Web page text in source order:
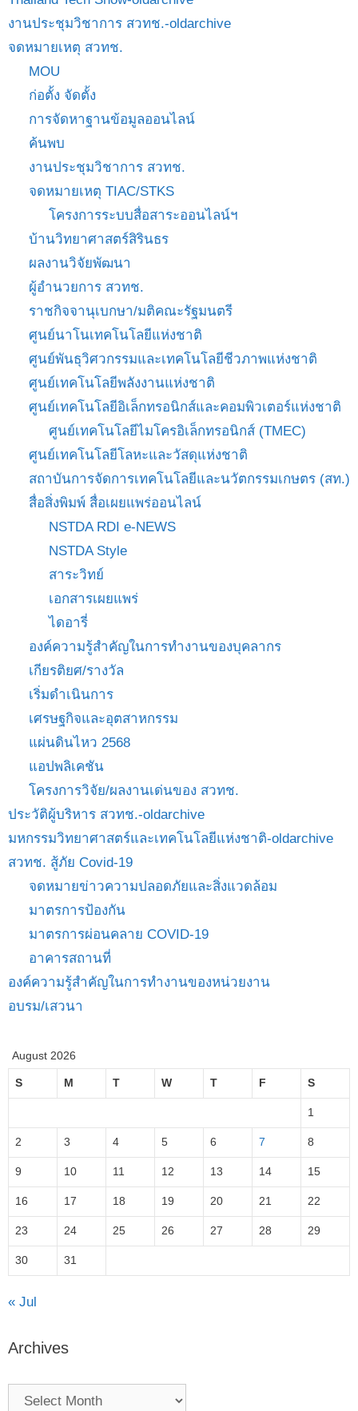
งานประชุมวิชาการ สวทช.-oldarchive
จดหมายเหตุ สวทช.
MOU
ก่อตั้ง จัดตั้ง
การจัดหาฐานข้อมูลออนไลน์
ค้นพบ
งานประชุมวิชาการ สวทช.
จดหมายเหตุ TIAC/STKS
โครงการระบบสื่อสาระออนไลน์ฯ
บ้านวิทยาศาสตร์สิรินธร
ผลงานวิจัยพัฒนา
ผู้อำนวยการ สวทช.
ราชกิจจานุเบกษา/มติคณะรัฐมนตรี
ศูนย์นาโนเทคโนโลยีแห่งชาติ
ศูนย์พันธุวิศวกรรมและเทคโนโลยีชีวภาพแห่งชาติ
ศูนย์เทคโนโลยีพลังงานแห่งชาติ
ศูนย์เทคโนโลยีอิเล็กทรอนิกส์และคอมพิวเตอร์แห่งชาติ
ศูนย์เทคโนโลยีไมโครอิเล็กทรอนิกส์ (TMEC)
ศูนย์เทคโนโลยีโลหะและวัสดุแห่งชาติ
สถาบันการจัดการเทคโนโลยีและนวัตกรรมเกษตร (สท.)
สื่อสิ่งพิมพ์ สื่อเผยแพร่ออนไลน์
NSTDA RDI e-NEWS
NSTDA Style
สาระวิทย์
เอกสารเผยแพร่
ไดอารี่
องค์ความรู้สำคัญในการทำงานของบุคลากร
เกียรติยศ/รางวัล
เริ่มดำเนินการ
เศรษฐกิจและอุตสาหกรรม
แผ่นดินไหว 2568
แอปพลิเคชัน
โครงการวิจัย/ผลงานเด่นของ สวทช.
ประวัติผู้บริหาร สวทช.-oldarchive
มหกรรมวิทยาศาสตร์และเทคโนโลยีแห่งชาติ-oldarchive
สวทช. สู้ภัย Covid-19
จดหมายข่าวความปลอดภัยและสิ่งแวดล้อม
มาตรการป้องกัน
มาตรการผ่อนคลาย COVID-19
อาคารสถานที่
องค์ความรู้สำคัญในการทำงานของหน่วยงาน
อบรม/เสวนา
August 2026
S M T W T F S
1
2 3 4 5 6 7 8
9 10 11 12 13 14 15
16 17 18 19 20 21 22
23 24 25 26 27 28 29
30 31
« Jul
Archives